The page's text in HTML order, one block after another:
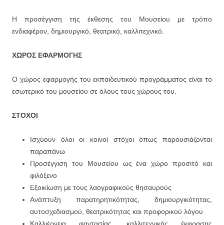
Η προσέγγιση της έκθεσης του Μουσείου με τρόπο
ενδιαφέρον, δημιουργικό, θεατρικό, καλλιτεχνικό.
ΧΩΡΟΣ ΕΦΑΡΜΟΓΗΣ
Ο χώρος εφαρμογής του εκπαιδευτικού προγράμματος είναι το
εσωτερικό του μουσείου σε όλους τους χώρους του.
ΣΤΟΧΟΙ
Ισχύουν όλοι οι κοινοί στόχοι όπως παρουσιάζονται
παραπάνω
Προσέγγιση του Μουσείου ως ένα χώρο προσιτό και
φιλόξενο
Εξοικίωση με τους λαογραφικούς θησαυρούς
Ανάπτυξη παρατηρητικότητας, δημιουργικότητας,
αυτοσχεδιασμού, θεατρικότητας και προφορικού λόγου